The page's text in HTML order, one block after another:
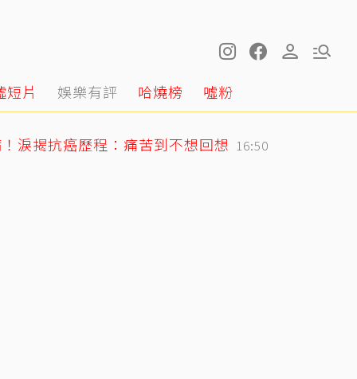
短片 娛樂有評 哈燒榜 噓粉
淚揭抗癌歷程：痛苦到不想回想 16:50